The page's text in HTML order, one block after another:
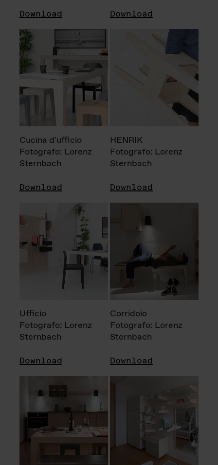
Download Download
Cucina d'ufficio
Fotografo: Lorenz
Sternbach
Download
HENRIK
Fotografo: Lorenz
Sternbach
Download
Ufficio
Fotografo: Lorenz
Sternbach
Download
Corridoio
Fotografo: Lorenz
Sternbach
Download